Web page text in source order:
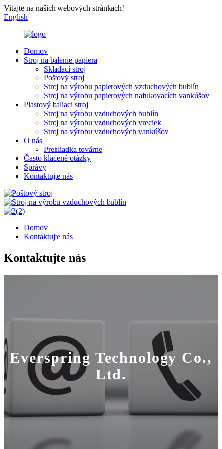
Vitajte na našich webových stránkach!
English
Domov
Stroj na balenie papiera
Skladací stroj
Poštový stroj
Stroj na výrobu papierových vzduchových bublín
Stroj na výrobu papierových nafukovacích vankúšov
Plastový baliaci stroj
Stroj na výrobu vzduchových bublín
Stroj na výrobu vzduchových vreciek
Stroj na výrobu vzduchových vankúšov
O nás
Prehliadka továrne
Často kladené otázky
Správy
Kontaktujte nás
Domov
Kontaktujte nás
Kontaktujte nás
Everspring Technology Co.,
Ltd.